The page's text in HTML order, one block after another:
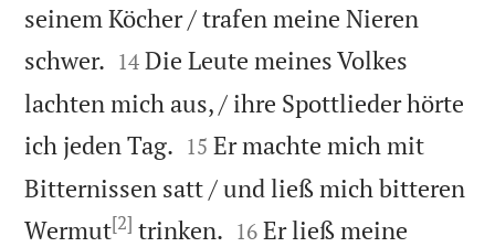
seinem Köcher / trafen meine Nieren
schwer. 

14 Die Leute meines Volkes
lachten mich aus, / ihre Spottlieder hörte
ich jeden Tag. 

15 Er machte mich mit
Bitternissen satt / und ließ mich bitteren
Wermut[2] trinken. 

16 Er ließ meine